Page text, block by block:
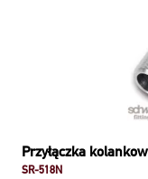
Przyłączka
SR-518N